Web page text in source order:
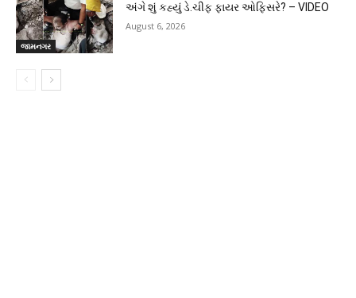
જામનગર
અંગે શું કહ્યું ડે.ચીફ ફાયર ઓફિસરે? – VIDEO
August 6, 2026